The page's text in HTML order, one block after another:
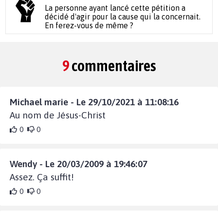
La personne ayant lancé cette pétition a
décidé d'agir pour la cause qui la concernait.
En ferez-vous de même ?
9commentaires
Michael marie - Le 29/10/2021 à 11:08:16
Au nom de Jésus-Christ
0 0
Wendy - Le 20/03/2009 à 19:46:07
Assez. Ça suffit!
0 0